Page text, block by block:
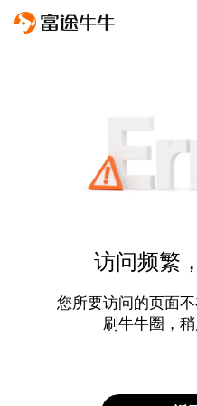
访问频繁
您所要访问的页面
刷牛牛圈，